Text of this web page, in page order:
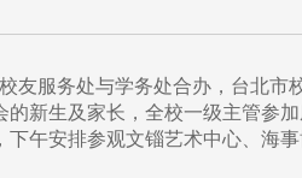
友服务处与学务处合办，台北市
新生及家长，全校一级主管参
午安排参观文锱艺术中心、海